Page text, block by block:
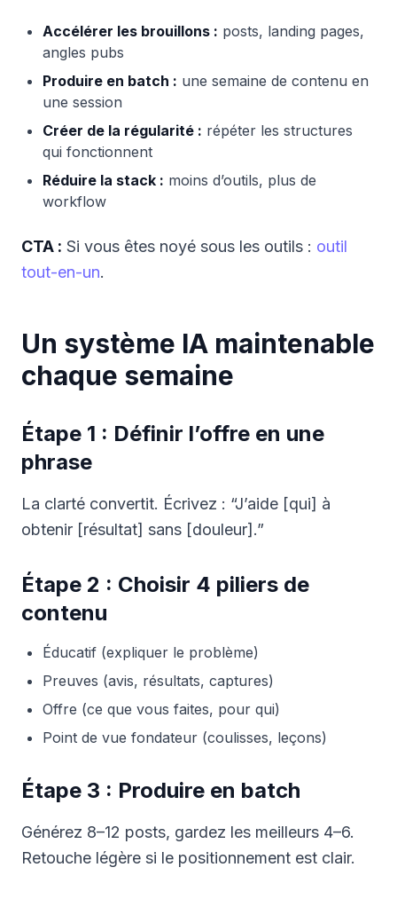
Accélérer les brouillons : posts, landing pages,
angles pubs
Produire en batch : une semaine de contenu en
une session
Créer de la régularité : répéter les structures
qui fonctionnent
Réduire la stack : moins d’outils, plus de
workflow
CTA : Si vous êtes noyé sous les outils : outil
tout-en-un.
Un système IA maintenable
chaque semaine
Étape 1 : Définir l’offre en une
phrase
La clarté convertit. Écrivez : “J’aide [qui] à
obtenir [résultat] sans [douleur].”
Étape 2 : Choisir 4 piliers de
contenu
Éducatif (expliquer le problème)
Preuves (avis, résultats, captures)
Offre (ce que vous faites, pour qui)
Point de vue fondateur (coulisses, leçons)
Étape 3 : Produire en batch
Générez 8–12 posts, gardez les meilleurs 4–6.
Retouche légère si le positionnement est clair.